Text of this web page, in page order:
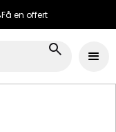
Få en offert